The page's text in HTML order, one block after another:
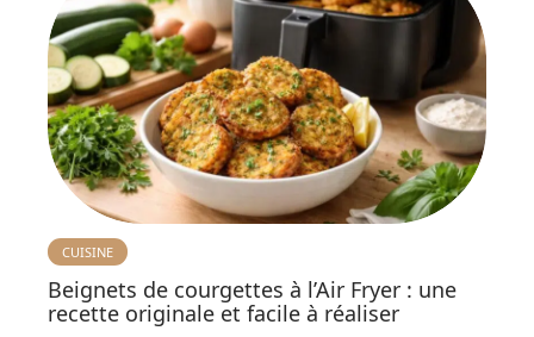
CUISINE
Beignets de courgettes à l’Air Fryer : une
recette originale et facile à réaliser